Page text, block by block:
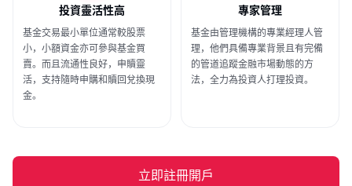
投資靈活性高
基金交易最小單位通常較股票
小，小額資金亦可參與基金買
賣。而且流通性良好，申贖靈
活，支持隨時申購和贖回兌換現
金。
專家管理
基金由管理機構的專業經理人管
理，他們具備專業背景且有完備
的管道追蹤金融市場動態的方
法，全力為投資人打理投資。
立即註冊開戶